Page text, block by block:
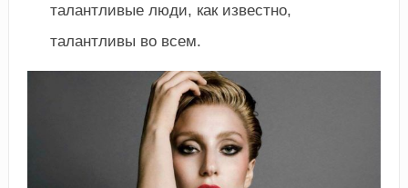
талантливые люди, как известно,
талантливы во всем.